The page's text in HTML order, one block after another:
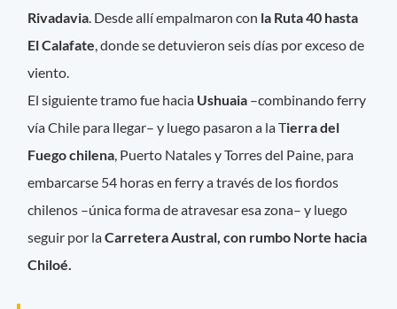
Rivadavia. Desde allí empalmaron con la Ruta 40 hasta
El Calafate, donde se detuvieron seis días por exceso de
viento.
El siguiente tramo fue hacia Ushuaia –combinando ferry
vía Chile para llegar– y luego pasaron a la Tierra del
Fuego chilena, Puerto Natales y Torres del Paine, para
embarcarse 54 horas en ferry a través de los fiordos
chilenos –única forma de atravesar esa zona– y luego
seguir por laCarretera Austral, con rumbo Norte hacia
Chiloé.